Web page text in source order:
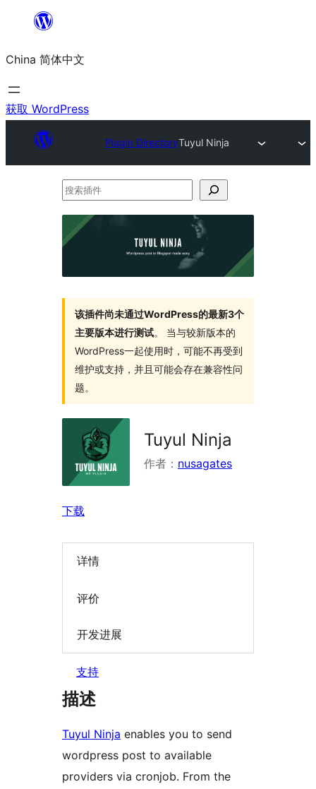
内
容
China 简体中文
获取 WordPress
Plugin DirectoryTuyul Ninja
搜
该插件尚未通过WordPress的最新3个
主要版本进行测试。 当与较新版本的
WordPress一起使用时，可能不再受到
维护或支持，并且可能会存在兼容性问
题。
Tuyul Ninja
作者： nusagates
下载
详情
评价
开发进展
支持
描述
Tuyul Ninja enables you to send
wordpress post to available
providers via cronjob. From the